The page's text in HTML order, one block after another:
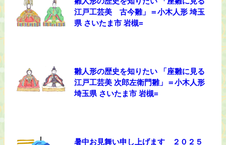
江戸工芸美 古今雛」＝小木人形 埼玉
県 さいたま市 岩槻=
雛人形の歴史を知りたい 「座雛に見る
江戸工芸美 次郎左衛門雛」＝小木人形
埼玉県 さいたま市 岩槻=
暑中お見舞い申し上げます ２０２５